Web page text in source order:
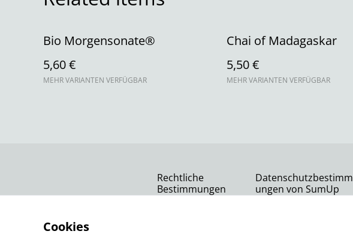
Bio Morgensonate®
5,60 €
MEHR VARIANTEN VERFÜGBAR
Chai of Madagaskar
5,50 €
MEHR VARIANTEN VERFÜGBAR
Rechtliche
Bestimmungen
Datenschutzbestimm
ungen von SumUp
Cookies